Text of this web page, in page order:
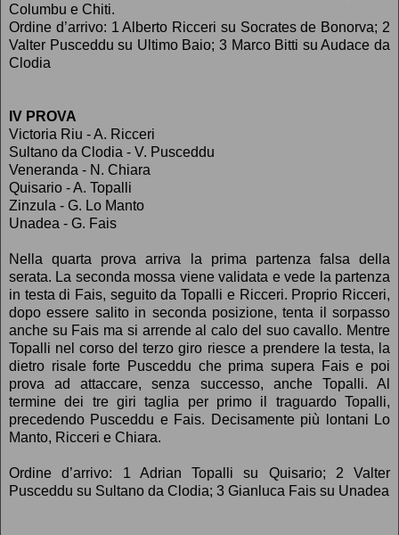
Columbu e Chiti.
Ordine d’arrivo: 1 Alberto Ricceri su Socrates de Bonorva; 2
Valter Pusceddu su Ultimo Baio; 3 Marco Bitti su Audace da
Clodia
IV PROVA
Victoria Riu - A. Ricceri
Sultano da Clodia - V. Pusceddu
Veneranda - N. Chiara
Quisario - A. Topalli
Zinzula - G. Lo Manto
Unadea - G. Fais
Nella quarta prova arriva la prima partenza falsa della
serata. La seconda mossa viene validata e vede la partenza
in testa di Fais, seguito da Topalli e Ricceri. Proprio Ricceri,
dopo essere salito in seconda posizione, tenta il sorpasso
anche su Fais ma si arrende al calo del suo cavallo. Mentre
Topalli nel corso del terzo giro riesce a prendere la testa, la
dietro risale forte Pusceddu che prima supera Fais e poi
prova ad attaccare, senza successo, anche Topalli. Al
termine dei tre giri taglia per primo il traguardo Topalli,
precedendo Pusceddu e Fais. Decisamente più lontani Lo
Manto, Ricceri e Chiara.
Ordine d’arrivo: 1 Adrian Topalli su Quisario; 2 Valter
Pusceddu su Sultano da Clodia; 3 Gianluca Fais su Unadea